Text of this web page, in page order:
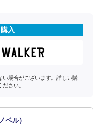
入
場合がございます。詳しい購
さい。
ベル）